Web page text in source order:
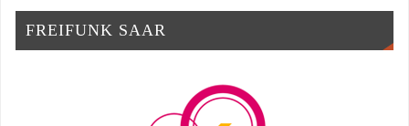
FREIFUNK SAAR